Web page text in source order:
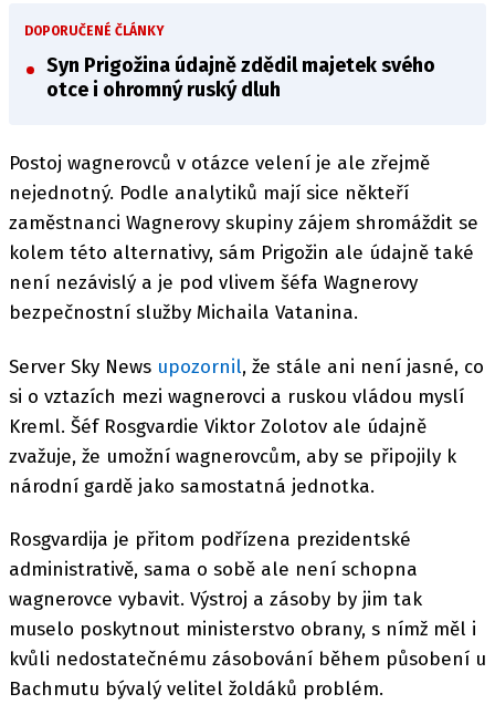
DOPORUČENÉ ČLÁNKY
Syn Prigožina údajně zdědil majetek svého
otce i ohromný ruský dluh
Postoj wagnerovců v otázce velení je ale zřejmě
nejednotný. Podle analytiků mají sice někteří
zaměstnanci Wagnerovy skupiny zájem shromáždit se
kolem této alternativy, sám Prigožin ale údajně také
není nezávislý a je pod vlivem šéfa Wagnerovy
bezpečnostní služby Michaila Vatanina.
Server Sky News upozornil, že stále ani není jasné, co
si o vztazích mezi wagnerovci a ruskou vládou myslí
Kreml. Šéf Rosgvardie Viktor Zolotov ale údajně
zvažuje, že umožní wagnerovcům, aby se připojily k
národní gardě jako samostatná jednotka.
Rosgvardija je přitom podřízena prezidentské
administrativě, sama o sobě ale není schopna
wagnerovce vybavit. Výstroj a zásoby by jim tak
muselo poskytnout ministerstvo obrany, s nímž měl i
kvůli nedostatečnému zásobování během působení u
Bachmutu bývalý velitel žoldáků problém.